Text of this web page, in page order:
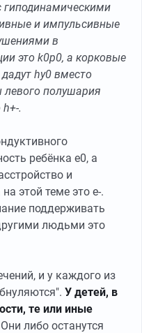
гиподинамическими
и импульсивные
в
это k0p0, а корковые
hy0 вместо
полушария
.
ребёнка е0, а
и
этой теме это е-.
поддерживать
людьми это
и у каждого из
У детей, в
те или иные
Они либо останутся